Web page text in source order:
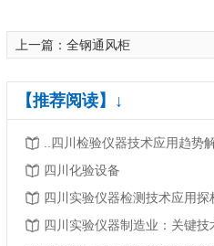
上一篇： 全钢通风柜
【推荐阅读】↓
..四川检验仪器技术应用趋势
四川化验设备
四川实验仪器检测技术应用探
四川实验仪器制造业：关键技